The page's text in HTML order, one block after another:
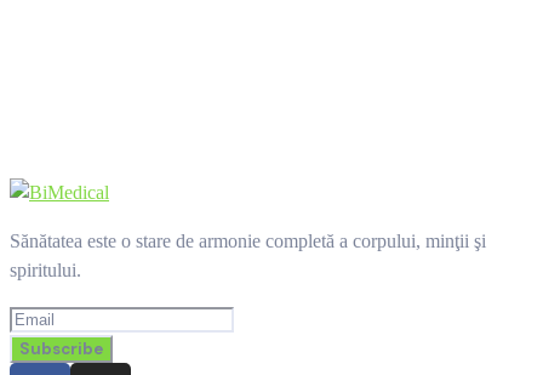
Sănătatea este o stare de armonie completă a corpului, minţii şi
spiritului.